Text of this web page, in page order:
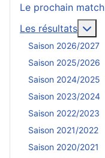
Le prochain match
Les résultats
Saison 2026/2027
Saison 2025/2026
Saison 2024/2025
Saison 2023/2024
Saison 2022/2023
Saison 2021/2022
Saison 2020/2021